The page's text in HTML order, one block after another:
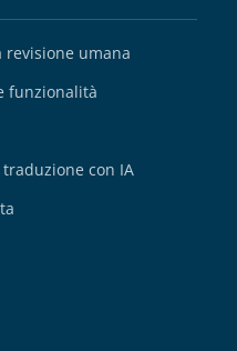
revisione umana
funzionalità
con IA